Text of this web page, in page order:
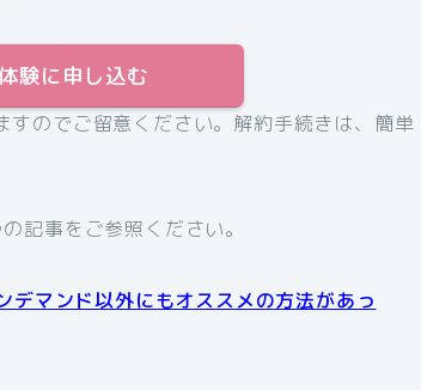
験に申し込む
のでご留意ください。解約手続きは、簡単
記事をご参照ください。
デマンド以外にもオススメの方法があっ